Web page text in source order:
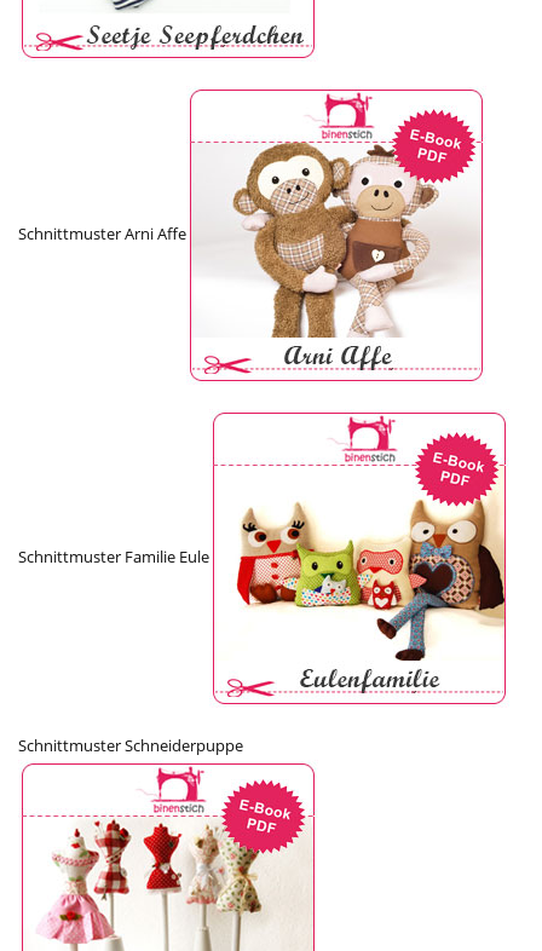
Schnittmuster Arni Affe
Schnittmuster Familie Eule
Schnittmuster Schneiderpuppe